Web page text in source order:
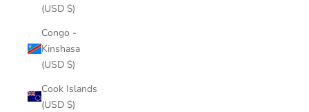
(USD $)
Congo -
Kinshasa
(USD $)
Cook Islands
(USD $)